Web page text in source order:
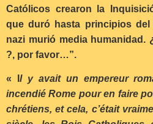
Católicos crearon la
que duró hasta principios
nazi murió media humanidad.
?, por favor…”.
« I l y avait un empereur
incendié Rome pour en faire
chrétiens, et cela, c’était